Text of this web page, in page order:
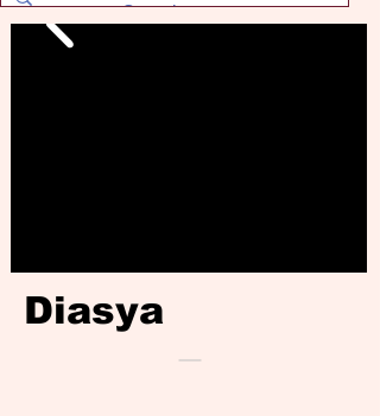
Diasya